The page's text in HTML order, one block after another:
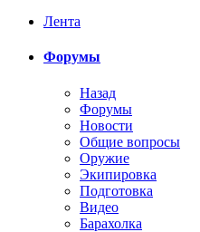
Лента
Форумы
Назад
Форумы
Новости
Общие вопросы
Оружие
Экипировка
Подготовка
Видео
Барахолка